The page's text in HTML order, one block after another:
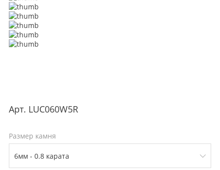
Арт. LUC060W5R
Размер камня